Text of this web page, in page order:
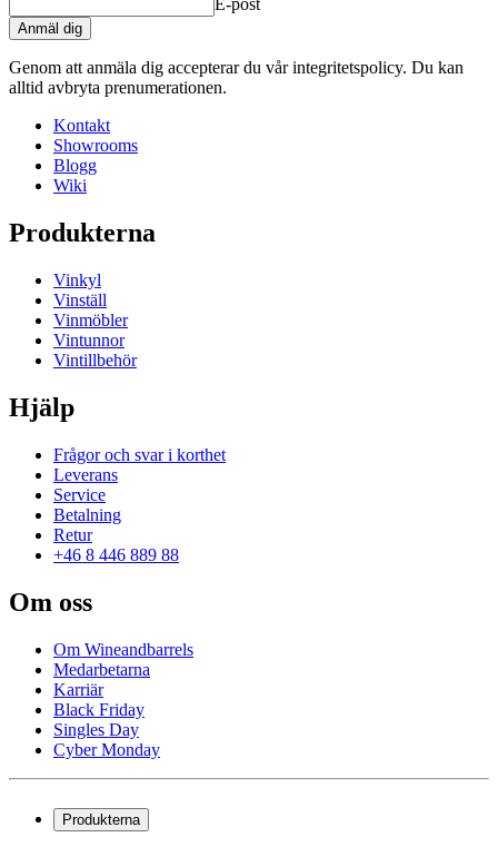
E-post
Anmäl dig
Genom att anmäla dig accepterar du vår integritetspolicy. Du kan
alltid avbryta prenumerationen.
Kontakt
Showrooms
Blogg
Wiki
Produkterna
Vinkyl
Vinställ
Vinmöbler
Vintunnor
Vintillbehör
Hjälp
Frågor och svar i korthet
Leverans
Service
Betalning
Retur
+46 8 446 889 88
Om oss
Om Wineandbarrels
Medarbetarna
Karriär
Black Friday
Singles Day
Cyber Monday
Produkterna